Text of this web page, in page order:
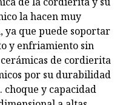
la hacen muy
ya que puede soportar
y enfriamiento sin
de cordierita
por su durabilidad
y capacidad